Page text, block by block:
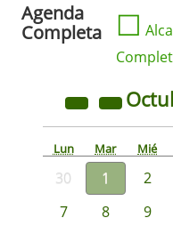
Agenda
Completa
☐
Lun Mar Mié
30 1 2
7
8 9